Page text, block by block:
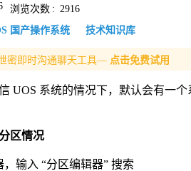
浏览次数 : 2916
国产操作系统 技术知识库
密即时沟通聊天工具— 点击免费试用
UOS 系统的情况下，默认会有一
区情况
，输入 “分区编辑器” 搜索